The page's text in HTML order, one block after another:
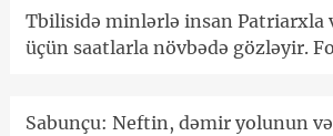
Tbilisidə minlərlə insan Patriarxla
üçün saatlarla növbədə gözləyir.
Sabunçu: Neftin, dəmir yolunun